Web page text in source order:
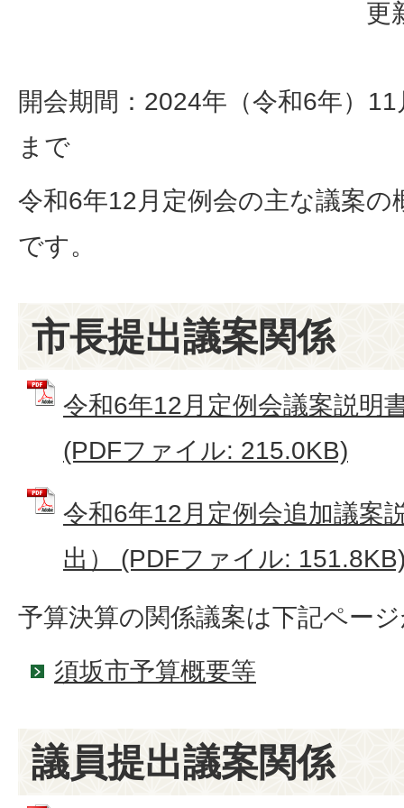
更
開会期間：2024年（令和6年）
まで
令和6年12月定例会の主な議案
です。
市長提出議案関係
令和6年12月定例会議案説明
(PDFファイル: 215.0KB)
令和6年12月定例会追加議案
出） (PDFファイル:
予算決算の関係議案は下記ペー
須坂市予算概要等
議員提出議案関係